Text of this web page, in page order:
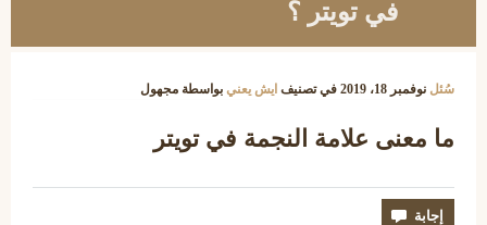
في تويتر ؟
سُئل نوفمبر 18، 2019 في تصنيف ايش يعني بواسطة مجهول
ما معنى علامة النجمة في تويتر